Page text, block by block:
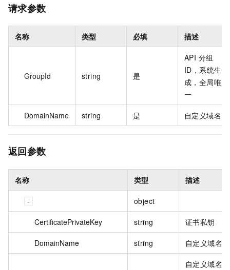
请求参数
名称 类型 必填 描述
GroupId string 是
API 分组
ID，系统生
成，全局唯
一
DomainName string 是 自定义域名
返回参数
名称 类型 描述
object
CertificatePrivateKey string 证书私钥
DomainName string 自定义域名
自定义域名